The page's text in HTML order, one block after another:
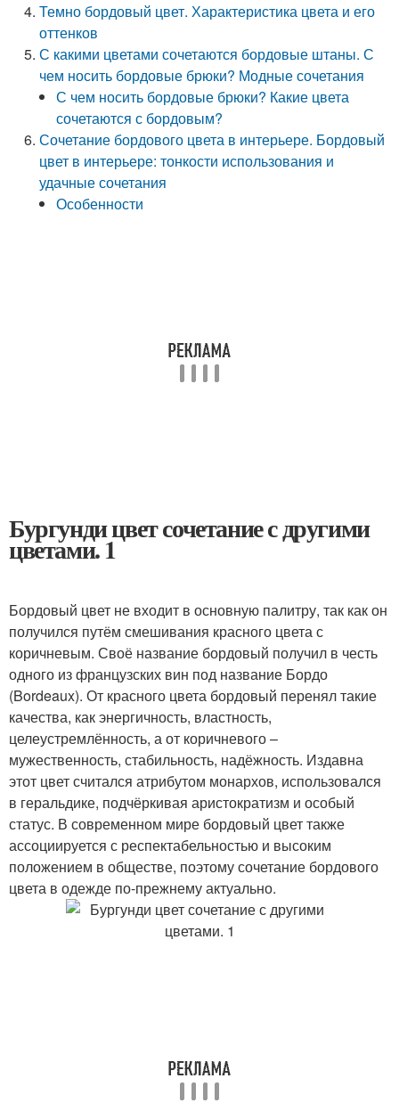
Темно бордовый цвет. Характеристика цвета и его
оттенков
С какими цветами сочетаются бордовые штаны. С
чем носить бордовые брюки? Модные сочетания
С чем носить бордовые брюки? Какие цвета
сочетаются с бордовым?
Сочетание бордового цвета в интерьере. Бордовый
цвет в интерьере: тонкости использования и
удачные сочетания
Особенности
Бургунди цвет сочетание с другими
цветами. 1
Бордовый цвет не входит в основную палитру, так как он
получился путём смешивания красного цвета с
коричневым. Своё название бордовый получил в честь
одного из французских вин под название Бордо
(Bordeaux). От красного цвета бордовый перенял такие
качества, как энергичность, властность,
целеустремлённость, а от коричневого –
мужественность, стабильность, надёжность. Издавна
этот цвет считался атрибутом монархов, использовался
в геральдике, подчёркивая аристократизм и особый
статус. В современном мире бордовый цвет также
ассоциируется с респектабельностью и высоким
положением в обществе, поэтому сочетание бордового
цвета в одежде по-прежнему актуально.